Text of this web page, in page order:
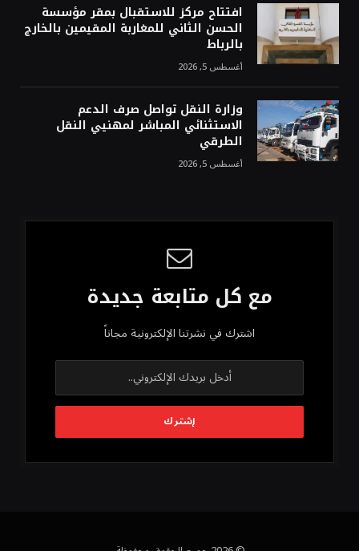
افتتاح مركز للاستقبال بمقر مؤسسة
الحسن الثاني للمغاربة المقيمين بالخارج
بالرباط
أغسطس 5, 2026
وزارة النقل تواصل صرف الدعم
الاستثنائي المباشر لمهنيي النقل
الطرقي
أغسطس 5, 2026
مع كل متابعة جديدة
اشترك في نشرتنا الإلكترونية مجاناً